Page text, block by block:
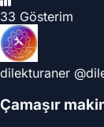
33 Gösterim
dilekturaner
Çamaşır